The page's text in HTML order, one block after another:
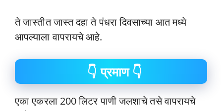
ते जास्तीत जास्त दहा ते पंधरा दिवसाच्या आत मध्ये
आपल्याला वापरायचे आहे.
👇 प्रमाण 👇
एका एकरला 200 लिटर पाणी जलशाचे तसे वापरायचे